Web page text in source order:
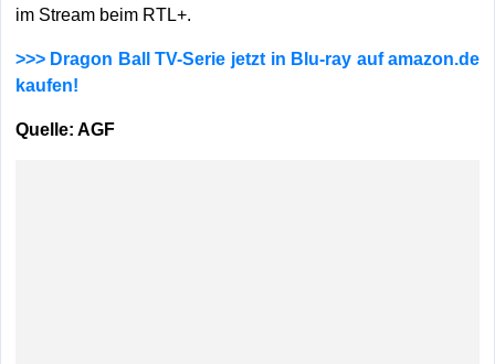
im Stream beim RTL+.
>>> Dragon Ball TV-Serie jetzt in Blu-ray auf amazon.de
kaufen!
Quelle: AGF